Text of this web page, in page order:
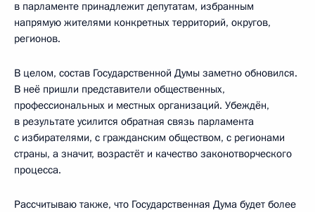
в парламенте принадлежит депутатам, избранным
напрямую жителями конкретных территорий, округов,
регионов.
В целом, состав Государственной Думы заметно обновился.
В неё пришли представители общественных,
профессиональных и местных организаций. Убеждён,
в результате усилится обратная связь парламента
с избирателями, с гражданским обществом, с регионами
страны, а значит, возрастёт и качество законотворческого
процесса.
Рассчитываю также, что Государственная Дума будет более